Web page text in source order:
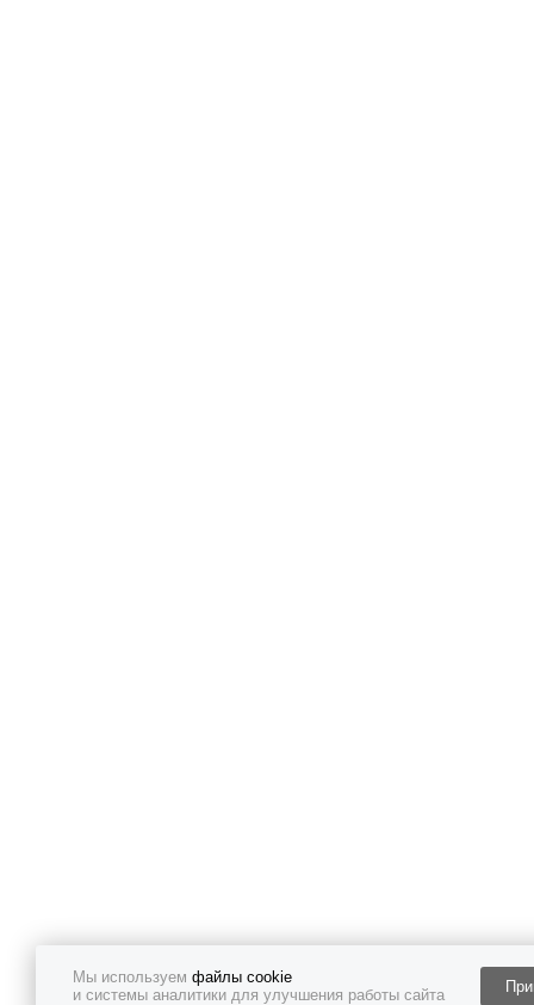
Мы используем файлы cookie
и системы аналитики для улучшения работы сайта